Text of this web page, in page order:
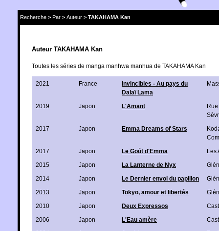
Recherche > Par > Auteur > TAKAHAMA Kan
Auteur TAKAHAMA Kan
Toutes les séries de manga manhwa manhua de TAKAHAMA Kan
2021 France
Invincibles - Au pays du
Dalaï Lama
2019 Japon L'Amant
2017
Japon Emma Dreams of Stars
2017
Japon Le Goût d'Emma
Les
2015
Japon La Lanterne de Nyx
2014
Japon Le Dernier envol du papillon
2013
Japon Tokyo, amour et libertés
2010
Japon Deux Expressos
2006
Japon L'Eau amère